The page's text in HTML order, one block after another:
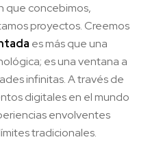
que concebimos,
proyectos. Creemos
es más que una
es una ventana a
infinitas. A través de
digitales en el mundo
envolventes
tradicionales.